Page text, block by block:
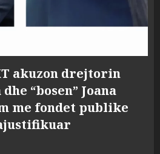
akuzon drejtorin
“bosen” Joana
me fondet publike